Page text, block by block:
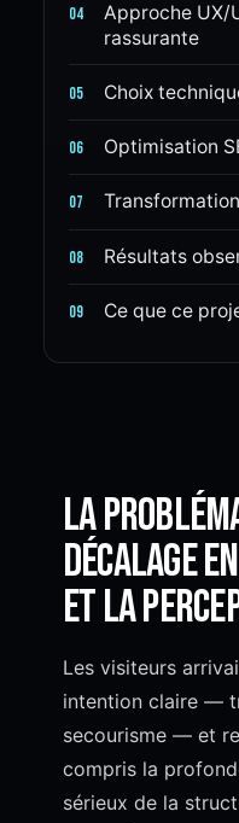
04
Approche UX/
rassurante
05 Choix
06 Optimisation
07
08 Résultats
09 Ce que ce
La
décalage
et la
Les visiteurs
intention claire —
secourisme — et
compris la
sérieux de la